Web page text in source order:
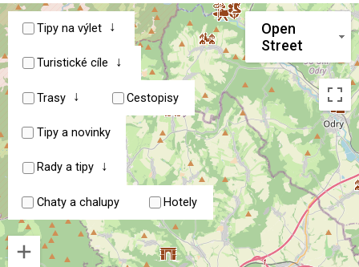
SLUŽBY & DOPRAVA ›
PRO TURISTY ›
MOJE TURISTIKA ›
Tipy na výlet ↓
Turistické cíle ↓
Trasy ↓ Cestopisy
Tipy a novinky
Rady a tipy ↓
Chaty a chalupy Hotely
Open
Street